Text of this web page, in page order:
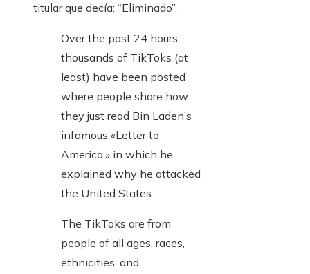
titular que decía: “Eliminado”.
Over the past 24 hours,
thousands of TikToks (at
least) have been posted
where people share how
they just read Bin Laden’s
infamous «Letter to
America,» in which he
explained why he attacked
the United States.
The TikToks are from
people of all ages, races,
ethnicities, and…